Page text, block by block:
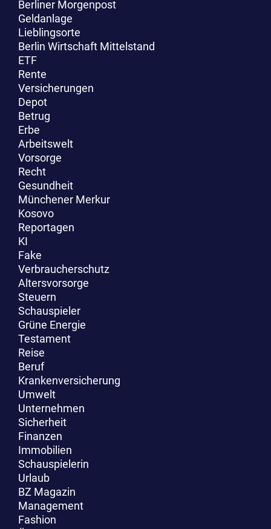
Berliner Morgenpost
Geldanlage
Lieblingsorte
Berlin Wirtschaft Mittelstand
ETF
Rente
Versicherungen
Depot
Betrug
Erbe
Arbeitswelt
Vorsorge
Recht
Gesundheit
Münchener Merkur
Kosovo
Reportagen
KI
Fake
Verbraucherschutz
Altersvorsorge
Steuern
Schauspieler
Grüne Energie
Testament
Reise
Beruf
Krankenversicherung
Umwelt
Unternehmen
Sicherheit
Finanzen
Immobilien
Schauspielerin
Urlaub
BZ Magazin
Management
Fashion